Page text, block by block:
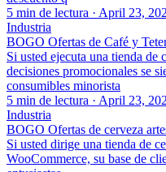
5 min de lectura · April 23,
Industria
BOGO Ofertas de Café y
Si usted ejecuta una tienda de
decisiones promocionales se
consumibles minorista
5 min de lectura · April 23,
Industria
BOGO Ofertas de cerveza
Si usted dirige una tienda de
WooCommerce, su base de